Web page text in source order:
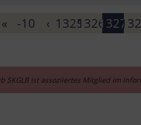
« -10 ‹ 132513261327
SKGLB ist assoziiertes Mitglied im